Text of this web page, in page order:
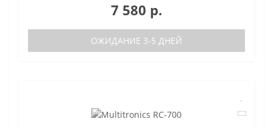
7 580 р.
ОЖИДАНИЕ 3-5 ДНЕЙ